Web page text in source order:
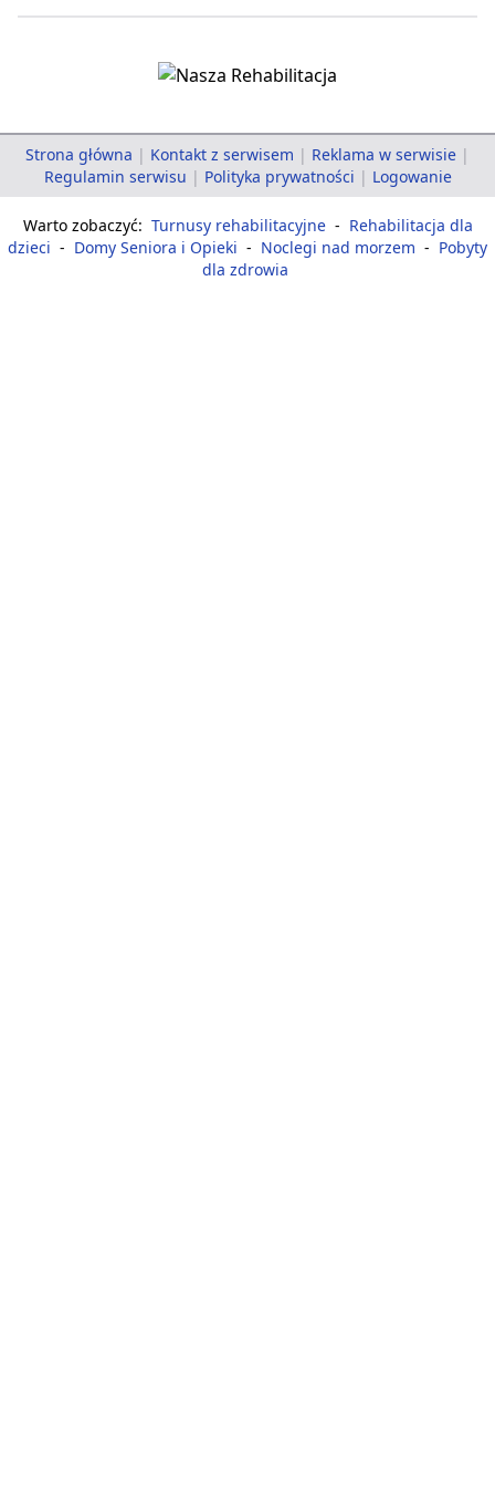
Strona główna | Kontakt z serwisem | Reklama w serwisie |
Regulamin serwisu | Polityka prywatności | Logowanie
Warto zobaczyć: Turnusy rehabilitacyjne - Rehabilitacja dla
dzieci - Domy Seniora i Opieki - Noclegi nad morzem - Pobyty
dla zdrowia